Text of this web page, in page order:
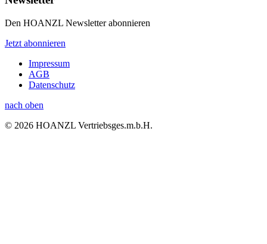
Den HOANZL Newsletter abonnieren
Jetzt abonnieren
Impressum
AGB
Datenschutz
nach oben
© 2026 HOANZL Vertriebsges.m.b.H.